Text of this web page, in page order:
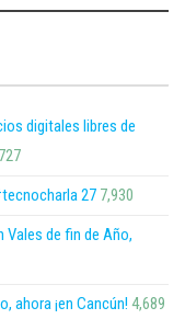
digitales libres de
27 7,930
Vales de fin de Año,
ahora ¡en Cancún! 4,689